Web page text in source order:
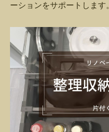
ーションをサポートします。